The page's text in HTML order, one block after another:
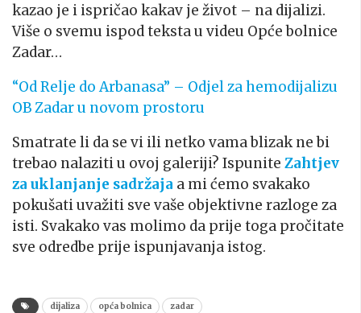
kazao je i ispričao kakav je život – na dijalizi.
Više o svemu ispod teksta u videu Opće bolnice
Zadar…
“Od Relje do Arbanasa” – Odjel za hemodijalizu
OB Zadar u novom prostoru
Smatrate li da se vi ili netko vama blizak ne bi
trebao nalaziti u ovoj galeriji? Ispunite Zahtjev
za uklanjanje sadržaja a mi ćemo svakako
pokušati uvažiti sve vaše objektivne razloge za
isti. Svakako vas molimo da prije toga pročitate
sve odredbe prije ispunjavanja istog.
dijaliza opća bolnica zadar